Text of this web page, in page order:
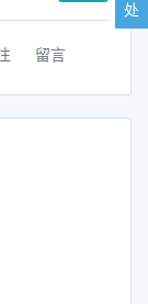
留言
处